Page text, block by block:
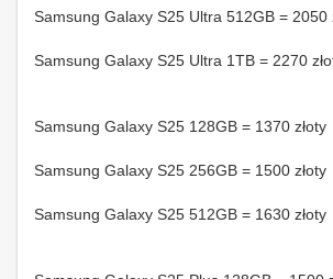
Samsung Galaxy S25 Ultra 512GB = 2050
Samsung Galaxy S25 Ultra 1TB = 2270
Samsung Galaxy S25 128GB = 1370 złoty
Samsung Galaxy S25 256GB = 1500 złoty
Samsung Galaxy S25 512GB = 1630 złoty